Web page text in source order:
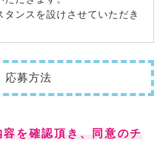
タンスを設けさせていただき
応募方法
を確認頂き、同意のチ